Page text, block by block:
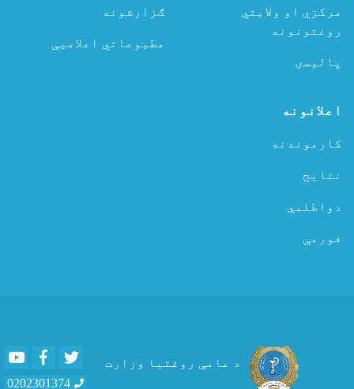
مرکزي او ولایتي
روغتونونه
پالیسۍ
ګزارشونه
مطبوعاتي اعلامیې
اعلانونه
کارموندنه
نتایج
دواطلبي
فورمې
د عامې روغتیا وزارت
YoutubeFacebook
0202301374